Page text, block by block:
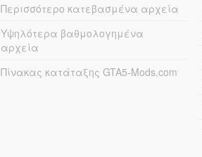
Περισσότερο κατεβασμένα αρχεία
Υψηλότερα βαθμολογημένα
αρχεία
Πίνακας κατάταξης GTA5-Mods.com